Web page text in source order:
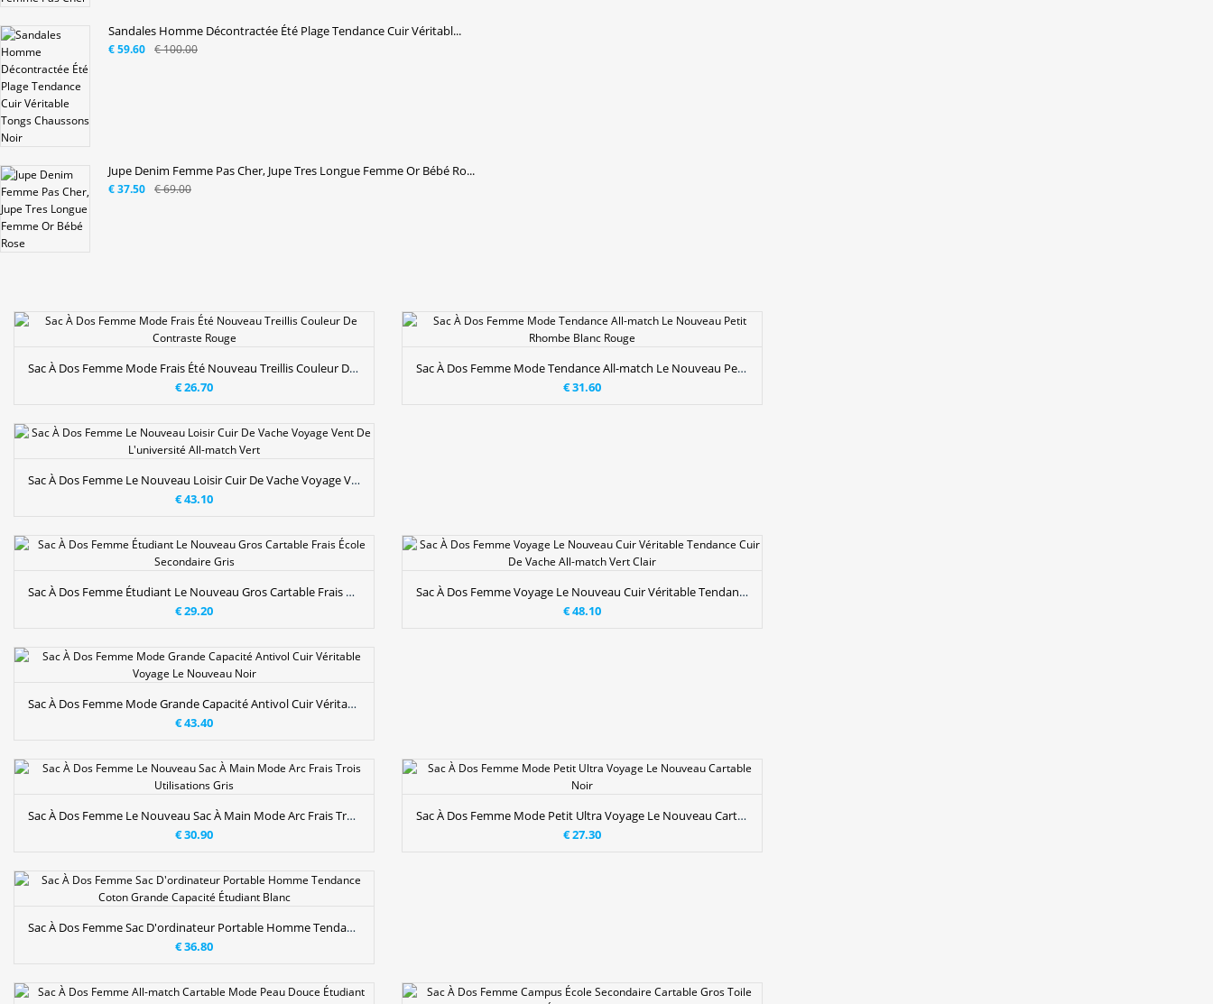
Sandales Homme Décontractée Été Plage Tendance Cuir Véritabl...
€ 100.00
€ 59.60
Jupe Denim Femme Pas Cher, Jupe Tres Longue Femme Or Bébé Ro...
€ 69.00
€ 37.50
Sac À Dos Femme Mode Frais Été Nouveau Treillis Couleur De Contraste Rouge
€ 26.70
Sac À Dos Femme Mode Tendance All-match Le Nouveau Petit Rhombe Blanc Rouge
€ 31.60
Sac À Dos Femme Le Nouveau Loisir Cuir De Vache Voyage Vent De L'université All-match Vert
€ 43.10
Sac À Dos Femme Étudiant Le Nouveau Gros Cartable Frais École Secondaire Gris
€ 29.20
Sac À Dos Femme Voyage Le Nouveau Cuir Véritable Tendance Cuir De Vache All-match Vert Clair
€ 48.10
Sac À Dos Femme Mode Grande Capacité Antivol Cuir Véritable Voyage Le Nouveau Noir
€ 43.40
Sac À Dos Femme Le Nouveau Sac À Main Mode Arc Frais Trois Utilisations Gris
€ 30.90
Sac À Dos Femme Mode Petit Ultra Voyage Le Nouveau Cartable Noir
€ 27.30
Sac À Dos Femme Sac D'ordinateur Portable Homme Tendance Coton Grande Capacité Étudiant Blanc
€ 36.80